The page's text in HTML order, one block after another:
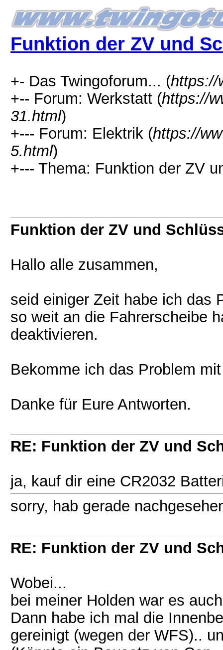
Funktion der ZV und
+- Das Twingoforum... (https://
+-- Forum: Werkstatt (https://
31.html)
+--- Forum: Elektrik (https://
5.html)
+--- Thema: Funktion der ZV
Funktion der ZV und
Hallo alle zusammen,
seid einiger Zeit habe ich das
so weit an die Fahrerscheibe
deaktivieren.
Bekomme ich das Problem
Danke für Eure Antworten.
RE: Funktion der ZV und
ja, kauf dir eine CR2032
sorry, hab gerade
RE: Funktion der ZV und
Wobei...
bei meiner Holden war es
Dann habe ich mal die
gereinigt (wegen der WFS)..